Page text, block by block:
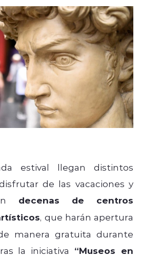
estival llegan distintos
de las vacaciones y
decenas de centros
, que harán apertura
manera gratuita durante
la iniciativa “Museos en